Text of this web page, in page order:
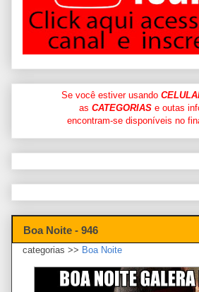
Se você estiver usando
as CATEGORIASe outas
encontram-se disponíveis no
Boa Noite - 946
categorias >> Boa Noite